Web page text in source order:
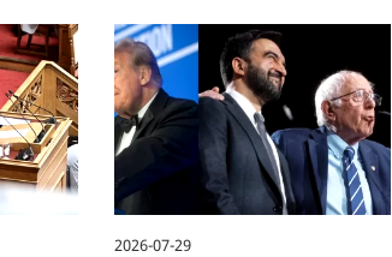
2026-07-29